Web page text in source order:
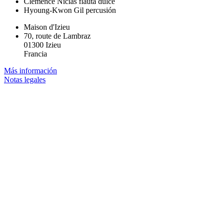
Hyoung-Kwon Gil percusión
Maison d'Izieu
70, route de Lambraz
01300 Izieu
Francia
Más información
Notas legales